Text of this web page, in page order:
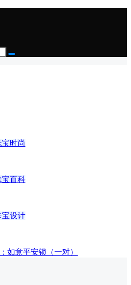
宝时尚
宝百科
宝设计
如意平安锁（一对）